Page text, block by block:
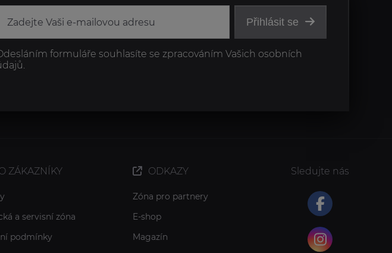
Přihlásit se
formuláře souhlasíte se zpracováním Vašich osobních
ZÁKAZNÍKY
a servisní zóna
podmínky
ODKAZY
Zóna pro partnery
E-shop
Magazín
Sledujte nás